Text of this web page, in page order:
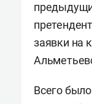
заявки на
Всего